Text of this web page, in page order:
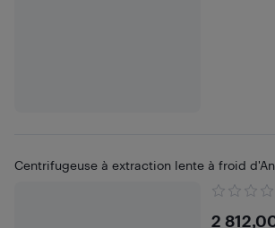
Centrifugeuse à extraction lente à froid
2